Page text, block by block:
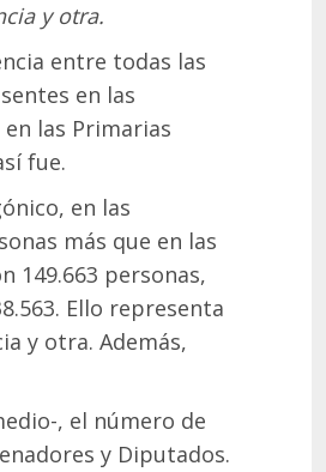
y otra.
entre todas las
en las
las Primarias
fue.
en las
más que en las
149.663 personas,
Ello representa
y otra. Además,
, el número de
y Diputados.